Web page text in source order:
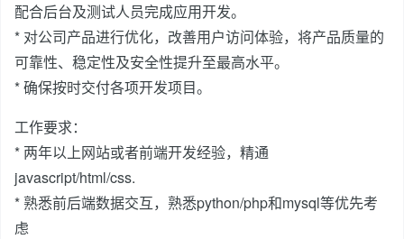
配合后台及测试人员完成应用开发。
* 对公司产品进行优化，改善用户访问体验，将产品质量的
可靠性、稳定性及安全性提升至最高水平。
* 确保按时交付各项开发项目。
工作要求：
* 两年以上网站或者前端开发经验，精通
javascript/html/css.
* 熟悉前后端数据交互，熟悉python/php和mysql等优先考
虑